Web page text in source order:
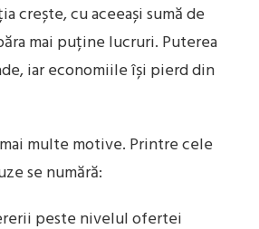
crește, cu aceeași sumă de
mai puține lucruri. Puterea
iar economiile își pierd din
multe motive. Printre cele
se numără:
peste nivelul ofertei